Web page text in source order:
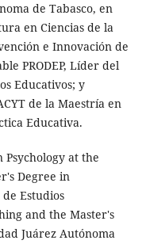
de Tabasco, en
en Ciencias de la
e Innovación de
PRODEP, Líder del
Educativos; y
de la Maestría en
Educativa.
Psychology at the
Degree in
Estudios
and the Master's
Juárez Autónoma